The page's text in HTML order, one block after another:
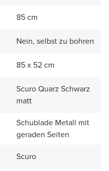
85 cm
Nein, selbst zu bohren
85 x 52 cm
Scuro Quarz Schwarz
matt
Schublade Metall mit
geraden Seiten
Scuro